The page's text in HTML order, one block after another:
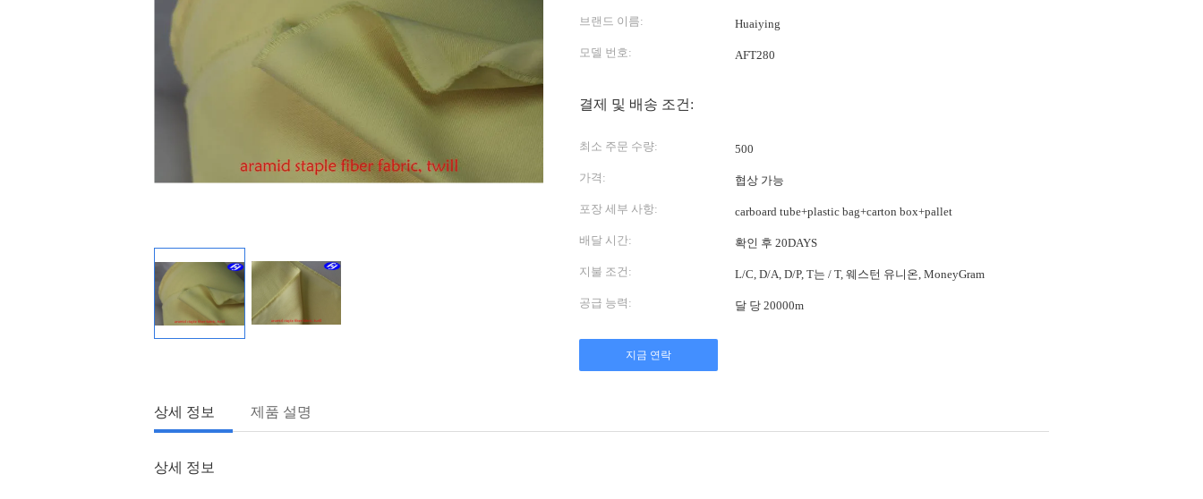
브랜드 이름: Huaiying
모델 번호: AFT280
결제 및 배송 조건:
최소 주문 수량: 500
가격: 협상 가능
포장 세부 사항: carboard tube+plastic bag+carton box+pallet
배달 시간: 확인 후 20DAYS
지불 조건: L/C, D/A, D/P, T는 / T, 웨스턴 유니온, MoneyGram
공급 능력: 달 당 20000m
지금 연락
상세 정보 제품 설명
상세 정보